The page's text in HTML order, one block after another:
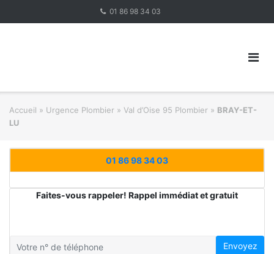
01 86 98 34 03
Accueil » Urgence Plombier » Val d’Oise 95 Plombier » BRAY-ET-
LU
01 86 98 34 03
Faites-vous rappeler! Rappel immédiat et gratuit
Envoyez